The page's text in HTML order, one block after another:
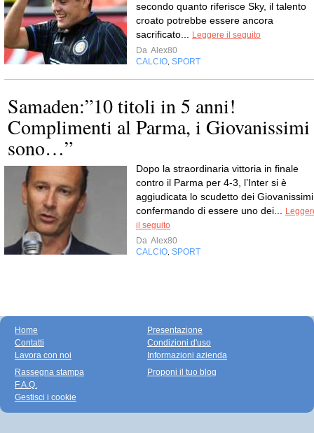
secondo quanto riferisce Sky, il talento
croato potrebbe essere ancora
sacrificato...
Leggere il seguito
Da Alex80
CALCIO SPORT
Samaden:”10 titoli in 5 anni!
Complimenti al Parma, i Giovanissimi
sono…”
Dopo la straordinaria vittoria in finale
contro il Parma per 4-3, l’Inter si è
aggiudicata lo scudetto dei
confermando di essere uno dei...
il seguito
Da Alex80
CALCIO SPORT
Home
Contatti
Lavora con noi
Presentazione
Condizioni d'uso
Informazioni azienda
Rassegna stampa
F.A.Q.
Gestisci i cookie
Proponi il tuo blog